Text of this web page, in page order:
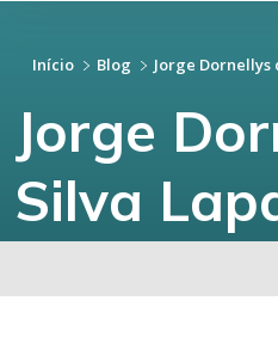
Início Blog Jorge Dornellys
Jorge
Silva